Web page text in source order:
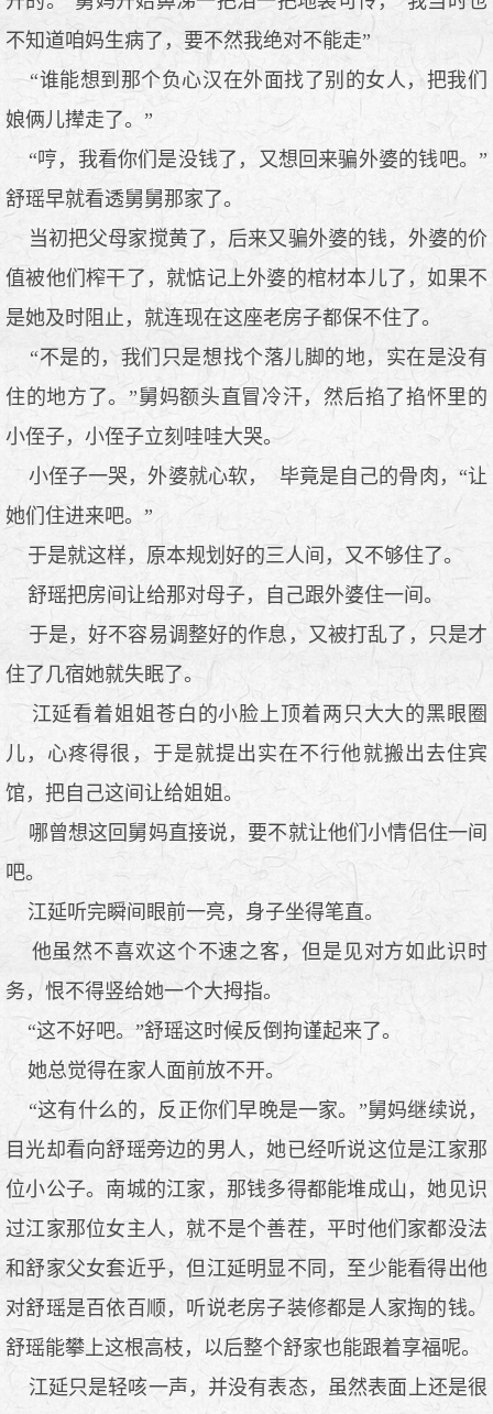
不知道咱妈生病了，要不然我绝对不能走”
“谁能想到那个负心汉在外面找了别的女人，把我们
娘俩儿撵走了。”
“哼，我看你们是没钱了，又想回来骗外婆的钱吧。”
舒瑶早就看透舅舅那家了。
当初把父母家搅黄了，后来又骗外婆的钱，外婆的价
值被他们榨干了，就惦记上外婆的棺材本儿了，如果不
是她及时阻止，就连现在这座老房子都保不住了。
“不是的，我们只是想找个落儿脚的地，实在是没有
住的地方了。”舅妈额头直冒冷汗，然后掐了掐怀里的
小侄子，小侄子立刻哇哇大哭。
小侄子一哭，外婆就心软， 毕竟是自己的骨肉，“让
她们住进来吧。”
于是就这样，原本规划好的三人间，又不够住了。
舒瑶把房间让给那对母子，自己跟外婆住一间。
于是，好不容易调整好的作息，又被打乱了，只是才
住了几宿她就失眠了。
江延看着姐姐苍白的小脸上顶着两只大大的黑眼圈
儿，心疼得很，于是就提出实在不行他就搬出去住宾
馆，把自己这间让给姐姐。
哪曾想这回舅妈直接说，要不就让他们小情侣住一间
吧。
江延听完瞬间眼前一亮，身子坐得笔直。
他虽然不喜欢这个不速之客，但是见对方如此识时
务，恨不得竖给她一个大拇指。
“这不好吧。”舒瑶这时候反倒拘谨起来了。
她总觉得在家人面前放不开。
“这有什么的，反正你们早晚是一家。”舅妈继续说，
目光却看向舒瑶旁边的男人，她已经听说这位是江家那
位小公子。南城的江家，那钱多得都能堆成山，她见识
过江家那位女主人，就不是个善茬，平时他们家都没法
和舒家父女套近乎，但江延明显不同，至少能看得出他
对舒瑶是百依百顺，听说老房子装修都是人家掏的钱。
舒瑶能攀上这根高枝，以后整个舒家也能跟着享福呢。
江延只是轻咳一声，并没有表态，虽然表面上还是很